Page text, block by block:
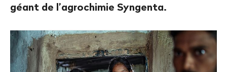
géant de l’agrochimie Syngenta.